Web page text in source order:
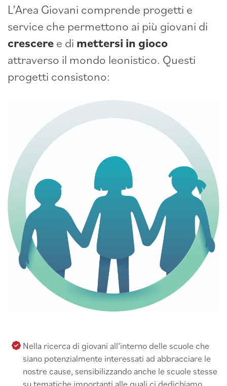
L’Area Giovani comprende progetti e
service che permettono ai più giovani di
cresceree di mettersi in gioco
attraverso il mondo leonistico. Questi
progetti consistono:
Nella ricerca di giovani all’interno delle scuole che
siano potenzialmente interessati ad abbracciare le
nostre cause, sensibilizzando anche le scuole stesse